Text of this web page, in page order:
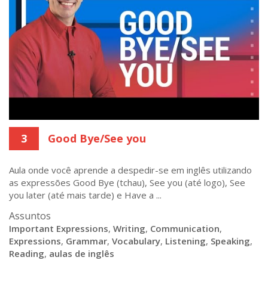
3 Good Bye/See you
Aula onde você aprende a despedir-se em inglês utilizando
as expressões Good Bye (tchau), See you (até logo), See
you later (até mais tarde) e Have a ...
Assuntos
Important Expressions, Writing, Communication,
Expressions, Grammar, Vocabulary, Listening, Speaking,
Reading, aulas de inglês